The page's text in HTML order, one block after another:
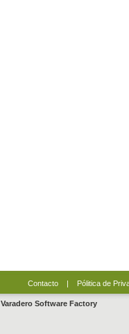
Contacto| Pólitica de
Varadero Software Factory